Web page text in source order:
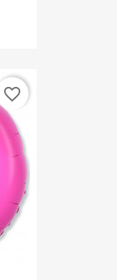
favorite_border